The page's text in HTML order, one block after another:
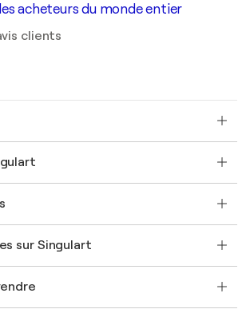
acheteurs du monde entier
clients
commercial
d'art original
tant qu'Artiste
sur Singulart